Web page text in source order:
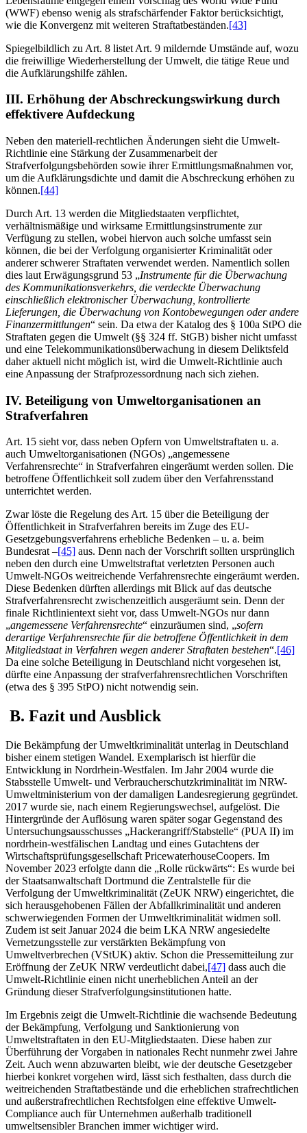
(WWF) ebenso wenig als strafschärfender Faktor berücksichtigt,
wie die Konvergenz mit weiteren Straftatbeständen.[43]
Spiegelbildlich zu Art. 8 listet Art. 9 mildernde Umstände auf, wozu
die freiwillige Wiederherstellung der Umwelt, die tätige Reue und
die Aufklärungshilfe zählen.
III. Erhöhung der Abschreckungswirkung durch
effektivere Aufdeckung
Neben den materiell-rechtlichen Änderungen sieht die Umwelt-
Richtlinie eine Stärkung der Zusammenarbeit der
Strafverfolgungsbehörden sowie ihrer Ermittlungsmaßnahmen vor,
um die Aufklärungsdichte und damit die Abschreckung erhöhen zu
können.[44]
Durch Art. 13 werden die Mitgliedstaaten verpflichtet,
verhältnismäßige und wirksame Ermittlungsinstrumente zur
Verfügung zu stellen, wobei hiervon auch solche umfasst sein
können, die bei der Verfolgung organisierter Kriminalität oder
anderer schwerer Straftaten verwendet werden. Namentlich sollen
dies laut Erwägungsgrund 53 „Instrumente für die Überwachung
des Kommunikationsverkehrs, die verdeckte Überwachung
einschließlich elektronischer Überwachung, kontrollierte
Lieferungen, die Überwachung von Kontobewegungen oder andere
Finanzermittlungen“ sein. Da etwa der Katalog des § 100a StPO die
Straftaten gegen die Umwelt (§§ 324 ff. StGB) bisher nicht umfasst
und eine Telekommunikationsüberwachung in diesem Deliktsfeld
daher aktuell nicht möglich ist, wird die Umwelt-Richtlinie auch
eine Anpassung der Strafprozessordnung nach sich ziehen.
IV. Beteiligung von Umweltorganisationen an
Strafverfahren
Art. 15 sieht vor, dass neben Opfern von Umweltstraftaten u. a.
auch Umweltorganisationen (NGOs) „angemessene
Verfahrensrechte“ in Strafverfahren eingeräumt werden sollen. Die
betroffene Öffentlichkeit soll zudem über den Verfahrensstand
unterrichtet werden.
Zwar löste die Regelung des Art. 15 über die Beteiligung der
Öffentlichkeit in Strafverfahren bereits im Zuge des EU-
Gesetzgebungsverfahrens erhebliche Bedenken – u. a. beim
Bundesrat –[45] aus. Denn nach der Vorschrift sollten ursprünglich
neben den durch eine Umweltstraftat verletzten Personen auch
Umwelt-NGOs weitreichende Verfahrensrechte eingeräumt werden.
Diese Bedenken dürften allerdings mit Blick auf das deutsche
Strafverfahrensrecht zwischenzeitlich ausgeräumt sein. Denn der
finale Richtlinientext sieht vor, dass Umwelt-NGOs nur dann
„angemessene Verfahrensrechte“ einzuräumen sind, „sofern
derartige Verfahrensrechte für die betroffene Öffentlichkeit in dem
Mitgliedstaat in Verfahren wegen anderer Straftaten bestehen“.[46]
Da eine solche Beteiligung in Deutschland nicht vorgesehen ist,
dürfte eine Anpassung der strafverfahrensrechtlichen Vorschriften
(etwa des § 395 StPO) nicht notwendig sein.
B. Fazit und Ausblick
Die Bekämpfung der Umweltkriminalität unterlag in Deutschland
bisher einem stetigen Wandel. Exemplarisch ist hierfür die
Entwicklung in Nordrhein-Westfalen. Im Jahr 2004 wurde die
Stabsstelle Umwelt- und Verbraucherschutzkriminalität im NRW-
Umweltministerium von der damaligen Landesregierung gegründet.
2017 wurde sie, nach einem Regierungswechsel, aufgelöst. Die
Hintergründe der Auflösung waren später sogar Gegenstand des
Untersuchungsausschusses „Hackerangriff/Stabstelle“ (PUA II) im
nordrhein-westfälischen Landtag und eines Gutachtens der
Wirtschaftsprüfungsgesellschaft PricewaterhouseCoopers. Im
November 2023 erfolgte dann die „Rolle rückwärts“: Es wurde bei
der Staatsanwaltschaft Dortmund die Zentralstelle für die
Verfolgung der Umweltkriminalität (ZeUK NRW) eingerichtet, die
sich herausgehobenen Fällen der Abfallkriminalität und anderen
schwerwiegenden Formen der Umweltkriminalität widmen soll.
Zudem ist seit Januar 2024 die beim LKA NRW angesiedelte
Vernetzungsstelle zur verstärkten Bekämpfung von
Umweltverbrechen (VStUK) aktiv. Schon die Pressemitteilung zur
Eröffnung der ZeUK NRW verdeutlicht dabei,[47] dass auch die
Umwelt-Richtlinie einen nicht unerheblichen Anteil an der
Gründung dieser Strafverfolgungsinstitutionen hatte.
Im Ergebnis zeigt die Umwelt-Richtlinie die wachsende Bedeutung
der Bekämpfung, Verfolgung und Sanktionierung von
Umweltstraftaten in den EU-Mitgliedstaaten. Diese haben zur
Überführung der Vorgaben in nationales Recht nunmehr zwei Jahre
Zeit. Auch wenn abzuwarten bleibt, wie der deutsche Gesetzgeber
hierbei konkret vorgehen wird, lässt sich festhalten, dass durch die
weitreichenden Straftatbestände und die erheblichen strafrechtlichen
und außerstrafrechtlichen Rechtsfolgen eine effektive Umwelt-
Compliance auch für Unternehmen außerhalb traditionell
umweltsensibler Branchen immer wichtiger wird.